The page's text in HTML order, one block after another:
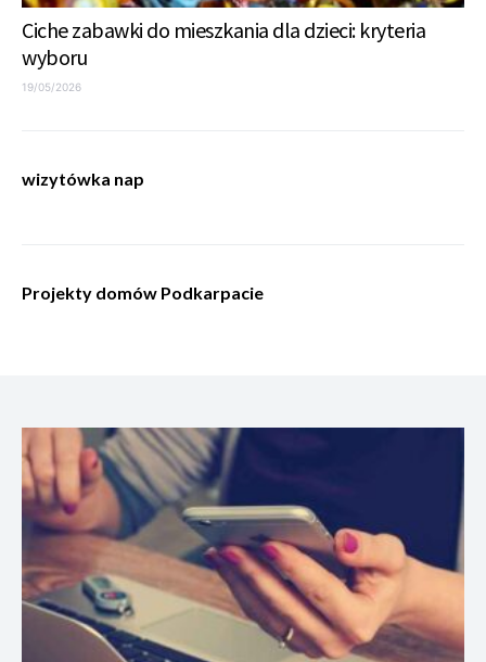
Ciche zabawki do mieszkania dla dzieci: kryteria
wyboru
19/05/2026
wizytówka nap
Projekty domów Podkarpacie